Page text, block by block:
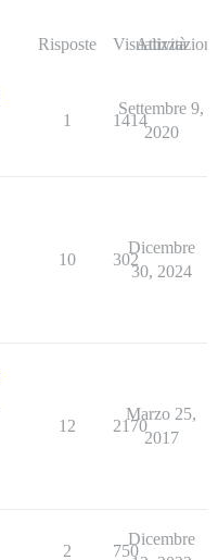
Risposte Visualizzazioni
Attività
1 1414
Settembre 9,
2020
10 302
Dicembre
30, 2024
12 2170
Marzo 25,
2017
2 750
Dicembre